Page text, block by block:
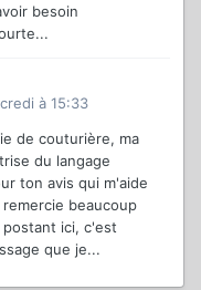
besoin
à 15:33
de couturière, ma
du langage
ton avis qui m'aide
beaucoup
ici, c'est
que je...